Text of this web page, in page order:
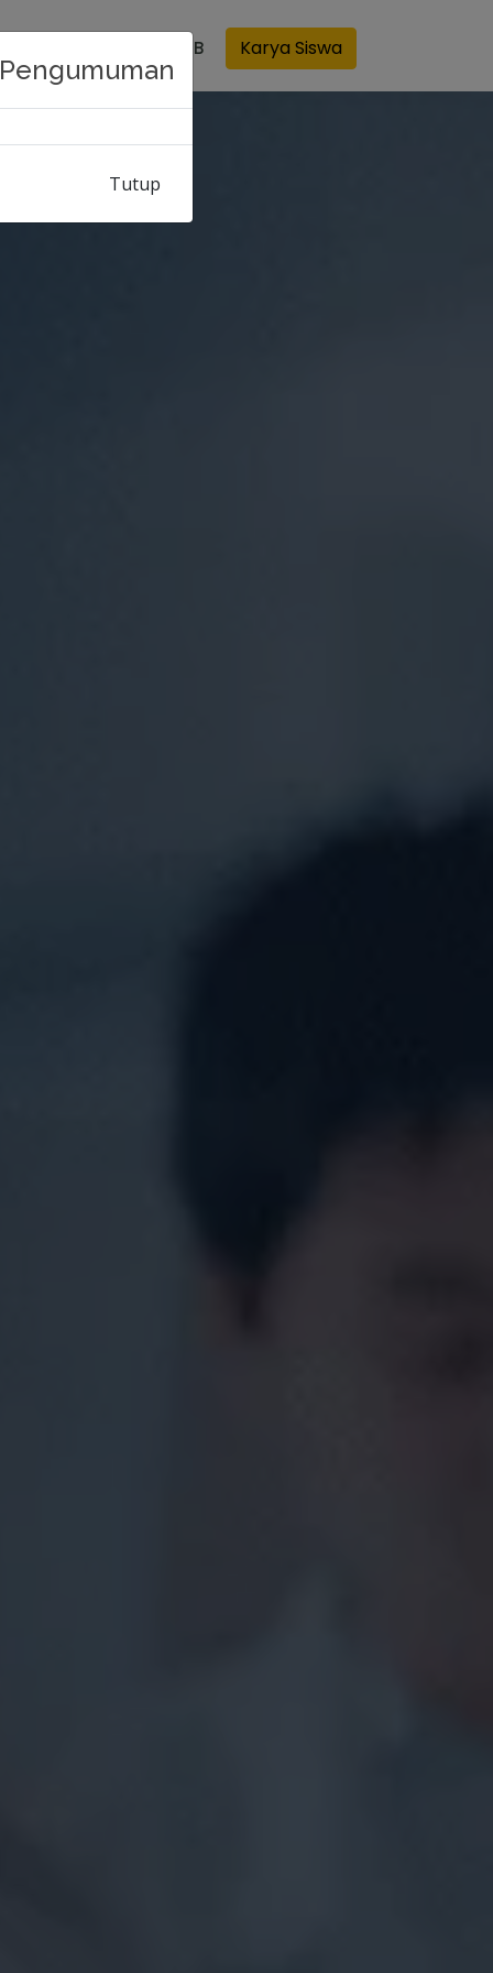
SPMB Karya Siswa
Pengumuman
Tutup